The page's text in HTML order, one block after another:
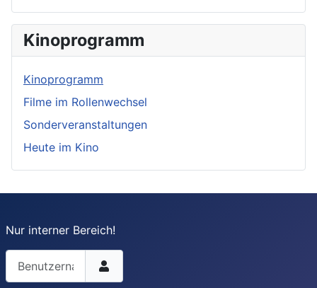
Kinoprogramm
Kinoprogramm
Filme im Rollenwechsel
Sonderveranstaltungen
Heute im Kino
Nur interner Bereich!